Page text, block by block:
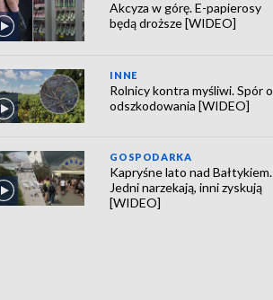
Akcyza w górę. E-papierosy
będą droższe [WIDEO]
INNE
Rolnicy kontra myśliwi. Spór o
odszkodowania [WIDEO]
GOSPODARKA
Kapryśne lato nad Bałtykiem.
Jedni narzekają, inni zyskują
[WIDEO]